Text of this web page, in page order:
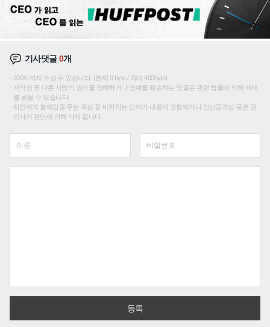
기사댓글0개
200자까지 쓰실 수 있습니다. (현재 0 byte / 최대 400byte)
저작권 등 다른 사람의 권리를 침해하거나 명예를 훼손하는 댓글은 관련 법률에 의해 제재
를 받을 수 있습니다.
타인에게 불쾌감을 주는 욕설 등 비하하는 단어가 내용에 포함되거나 인신공격성 글은 관
리자의 판단에 의해 삭제 합니다.